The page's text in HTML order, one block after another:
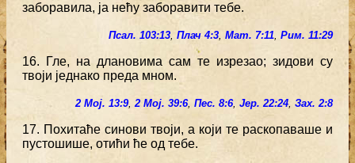
заборавила, ја нећу заборавити тебе.
Псал. 103:13, Плач 4:3, Мат. 7:11, Рим. 11:29
16. Гле, на длановима сам те изрезао; зидови су
твоји једнако преда мном.
2 Мој. 13:9,2 Мој. 39:6, Пес. 8:6, Јер. 22:24, Зах. 2:8
17. Похитаће синови твоји, а који те раскопаваше и
пустошише, отићи ће од тебе.